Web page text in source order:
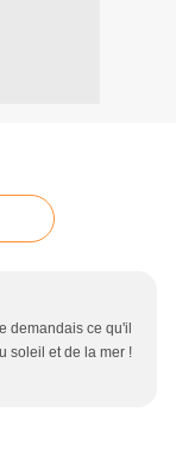
demandais ce qu'il
soleil et de la mer !